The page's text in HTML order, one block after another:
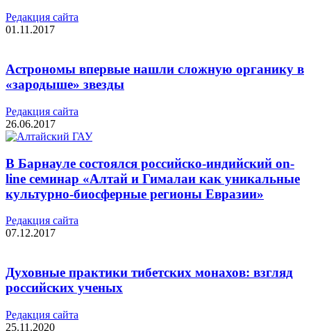
Редакция cайта
01.11.2017
Астрономы впервые нашли сложную органику в
«зародыше» звезды
Редакция cайта
26.06.2017
В Барнауле состоялся российско-индийский on-
line семинар «Алтай и Гималаи как уникальные
культурно-биосферные регионы Евразии»
Редакция cайта
07.12.2017
Духовные практики тибетских монахов: взгляд
российских ученых
Редакция cайта
25.11.2020